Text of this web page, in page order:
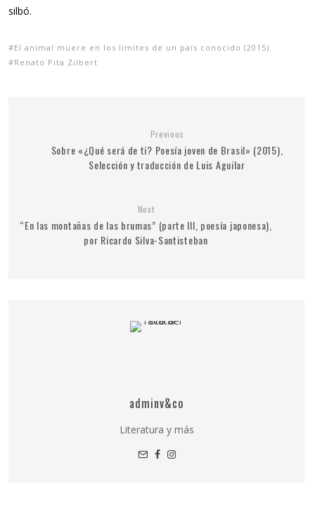
silbó.
El animal muere en los límites de un país conocido (2015)
Renato Pita Zilbert
Previous
Sobre «¿Qué será de ti? Poesía joven de Brasil» (2015),
Selección y traducción de Luis Aguilar
Next
“En las montañas de las brumas” (parte III, poesía japonesa),
por Ricardo Silva-Santisteban
adminv&co
Literatura y más